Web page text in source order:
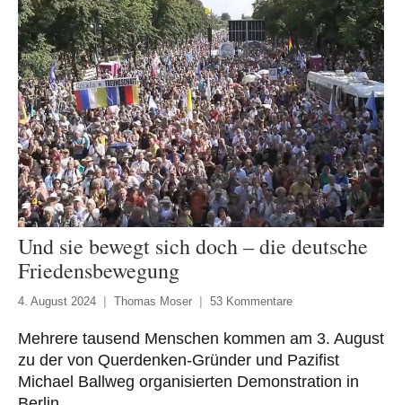
Und sie bewegt sich doch – die deutsche
Friedensbewegung
4. August 2024 Thomas Moser 53 Kommentare
Mehrere tausend Menschen kommen am 3. August
zu der von Querdenken-Gründer und Pazifist
Michael Ballweg organisierten Demonstration in